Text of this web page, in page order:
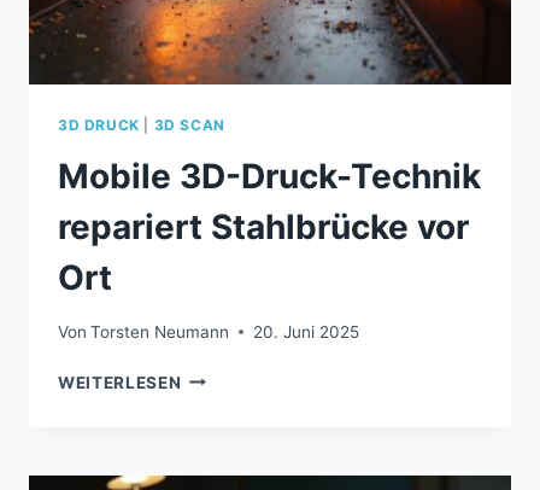
3D DRUCK 3D SCAN
Mobile 3D-Druck-Technik
repariert Stahlbrücke vor
Ort
Von Torsten Neumann 20. Juni 2025
WEITERLESEN MOBILE
REPARIERT